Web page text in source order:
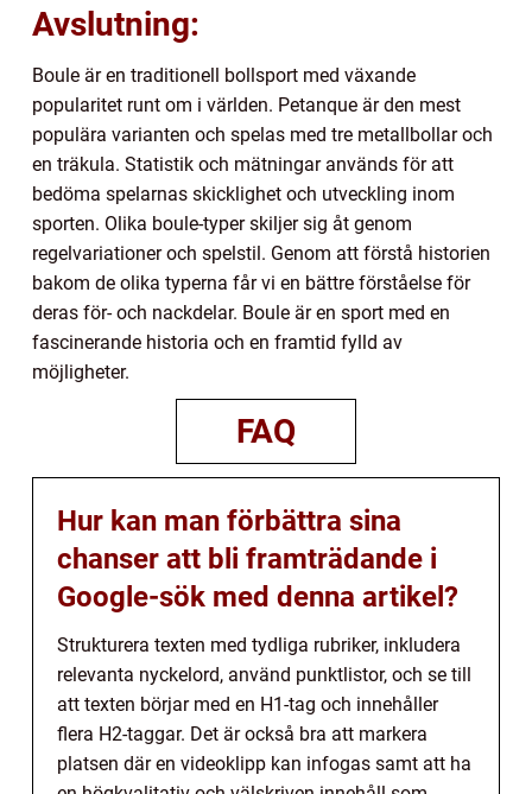
Avslutning:
Boule är en traditionell bollsport med växande
popularitet runt om i världen. Petanque är den mest
populära varianten och spelas med tre metallbollar och
en träkula. Statistik och mätningar används för att
bedöma spelarnas skicklighet och utveckling inom
sporten. Olika boule-typer skiljer sig åt genom
regelvariationer och spelstil. Genom att förstå historien
bakom de olika typerna får vi en bättre förståelse för
deras för- och nackdelar. Boule är en sport med en
fascinerande historia och en framtid fylld av
möjligheter.
FAQ
Hur kan man förbättra sina
chanser att bli framträdande i
Google-sök med denna artikel?
Strukturera texten med tydliga rubriker, inkludera
relevanta nyckelord, använd punktlistor, och se till
att texten börjar med en H1-tag och innehåller
flera H2-taggar. Det är också bra att markera
platsen där en videoklipp kan infogas samt att ha